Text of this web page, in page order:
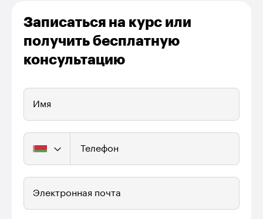
Записаться на курс или
получить бесплатную
консультацию
Имя
Телефон
Электронная почта